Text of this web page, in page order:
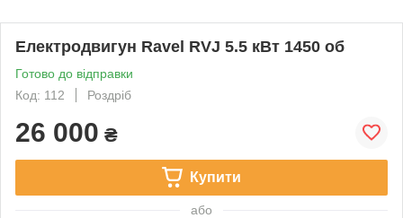
Електродвигун Ravel RVJ 5.5 кВт 1450 об
Готово до відправки
Код: 112
Роздріб
26 000 ₴
Купити
або